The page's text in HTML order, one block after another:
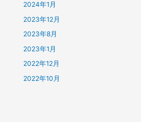
2024年1月
2023年12月
2023年8月
2023年1月
2022年12月
2022年10月